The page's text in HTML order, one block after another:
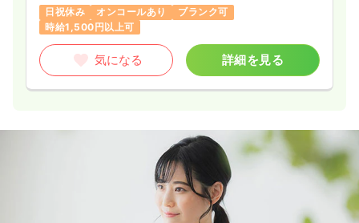
日祝休み
オンコールあり
ブランク可
時給1,500円以上可
気になる 詳細を見る